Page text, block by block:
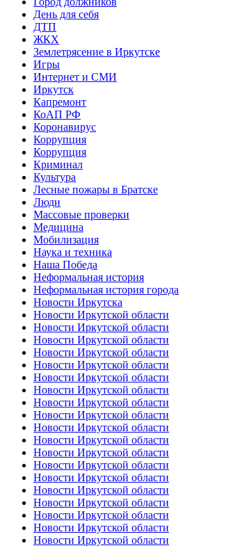
День для себя
ДТП
ЖКХ
Землетрясение в Иркутске
Игры
Интернет и СМИ
Иркутск
Капремонт
КоАП РФ
Коронавирус
Коррупция
Коррупция
Криминал
Культура
Лесные пожары в Братске
Люди
Массовые проверки
Медицина
Мобилизация
Наука и техника
Наша Победа
Неформальная история
Неформальная история города
Новости Иркутска
Новости Иркутской области
Новости Иркутской области
Новости Иркутской области
Новости Иркутской области
Новости Иркутской области
Новости Иркутской области
Новости Иркутской области
Новости Иркутской области
Новости Иркутской области
Новости Иркутской области
Новости Иркутской области
Новости Иркутской области
Новости Иркутской области
Новости Иркутской области
Новости Иркутской области
Новости Иркутской области
Новости Иркутской области
Новости Иркутской области
Новости Иркутской области